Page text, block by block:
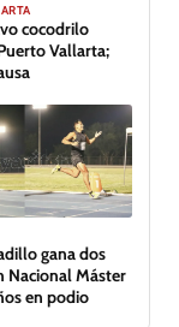
cocodrilo
Vallarta;
gana dos
Nacional Máster
en podio